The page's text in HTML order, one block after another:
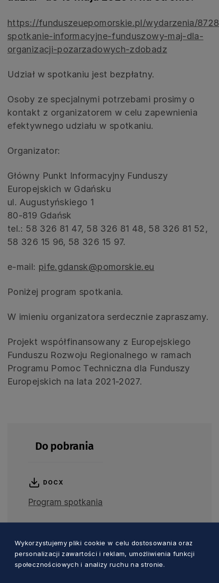
https://funduszeuepomorskie.pl/wydarzenia/
spotkanie-informacyjne-funduszowy-maj-dla-
organizacji-pozarzadowych-zdobadz
Udział w spotkaniu jest bezpłatny.
Osoby ze specjalnymi potrzebami prosimy o
kontakt z organizatorem w celu zapewnienia
efektywnego udziału w spotkaniu.
Organizator:
Główny Punkt Informacyjny Funduszy
Europejskich w Gdańsku
ul. Augustyńskiego 1
80-819 Gdańsk
tel.: 58 326 81 47, 58 326 81 48, 58 326 81 52,
58 326 15 96, 58 326 15 97.
e-mail: pife.gdansk@pomorskie.eu
Poniżej program spotkania.
W imieniu organizatora serdecznie zapraszamy.
Projekt współfinansowany z Europejskiego
Funduszu Rozwoju Regionalnego w ramach
Programu Pomoc Techniczna dla Funduszy
Europejskich na lata 2021-2027.
Do pobrania
DOCX
Program spotkania
Wykorzystujemy pliki cookie w celu dostosowania oraz
personalizacji zawartości i reklam, umożliwienia funkcji
społecznościowych i analizy ruchu na stronie.